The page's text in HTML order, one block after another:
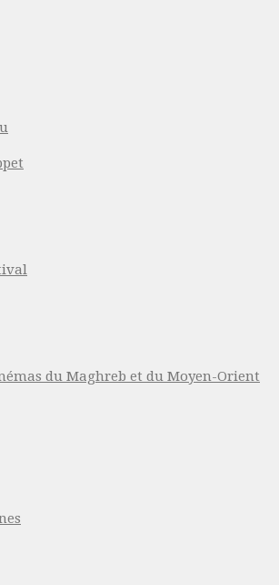
du Maghreb et du Moyen-Orient